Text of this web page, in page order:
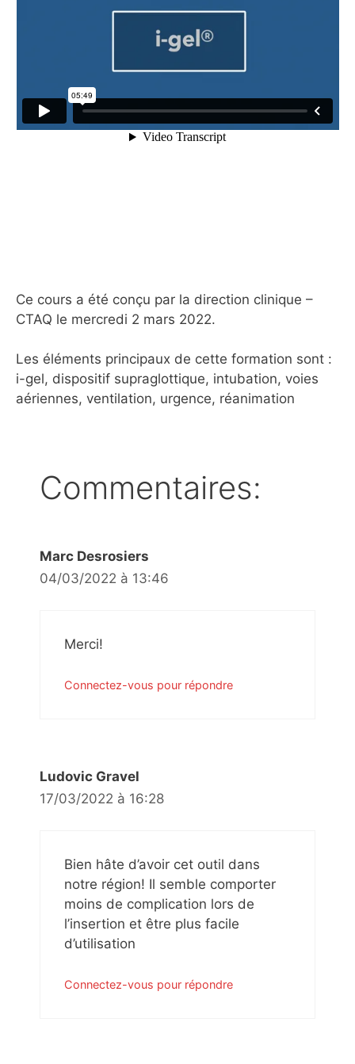
Ce cours a été conçu par la direction clinique –
CTAQ le mercredi 2 mars 2022.
Les éléments principaux de cette formation sont :
i-gel, dispositif supraglottique, intubation, voies
aériennes, ventilation, urgence, réanimation
Commentaires:
Marc Desrosiers
04/03/2022 à 13:46
Merci!
Connectez-vous pour répondre
Ludovic Gravel
17/03/2022 à 16:28
Bien hâte d’avoir cet outil dans
notre région! Il semble comporter
moins de complication lors de
l’insertion et être plus facile
d’utilisation
Connectez-vous pour répondre